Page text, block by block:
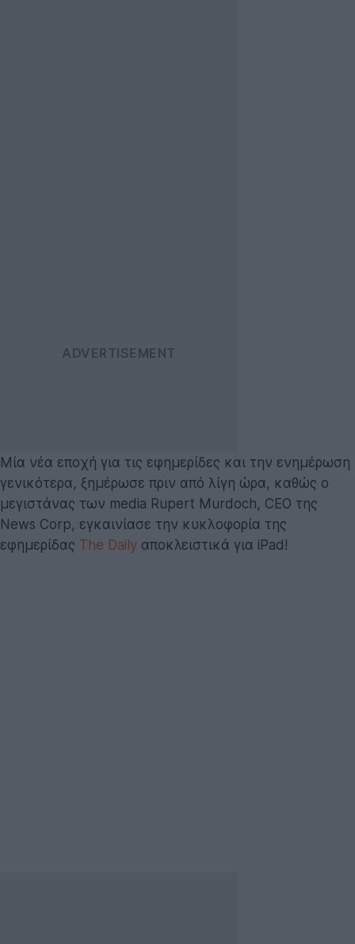
Μία νέα εποχή για τις εφημερίδες και την ενημέρωση
γενικότερα, ξημέρωσε πριν από λίγη ώρα, καθώς ο
μεγιστάνας των media Rupert Murdoch, CEO της
News Corp, εγκαινίασε την κυκλοφορία της
εφημερίδας The Daily αποκλειστικά για iPad!